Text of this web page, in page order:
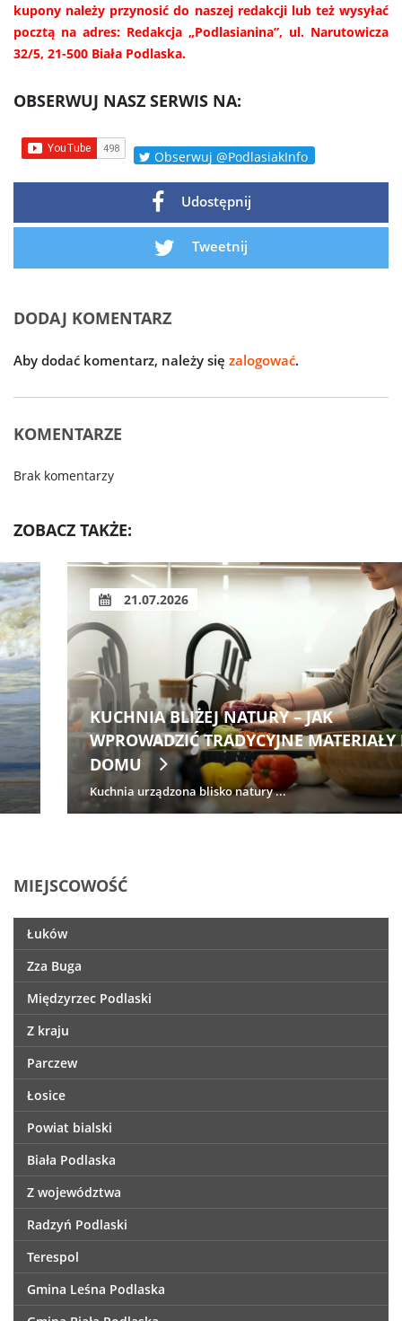
kupony należy przynosić do naszej redakcji lub też wysyłać
pocztą na adres: Redakcja „Podlasianina”, ul. Narutowicza
32/5, 21-500 Biała Podlaska.
OBSERWUJ NASZ SERWIS NA:
Obserwuj @PodlasiakInfo
Udostępnij
Tweetnij
DODAJ KOMENTARZ
Aby dodać komentarz, należy się zalogować.
KOMENTARZE
Brak komentarzy
ZOBACZ TAKŻE:
21.07.2026
KUCHNIA BLIŻEJ NATURY – JAK
WPROWADZIĆ TRADYCYJNE MATERIAŁY
DOMU
Kuchnia urządzona blisko natury ...
MIEJSCOWOŚĆ
Łuków
Zza Buga
Międzyrzec Podlaski
Z kraju
Parczew
Łosice
Powiat bialski
Biała Podlaska
Z województwa
Radzyń Podlaski
Terespol
Gmina Leśna Podlaska